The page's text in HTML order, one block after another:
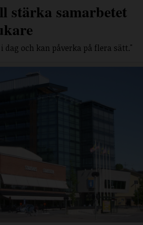
stärka samarbetet
dag och kan påverka på flera sätt."